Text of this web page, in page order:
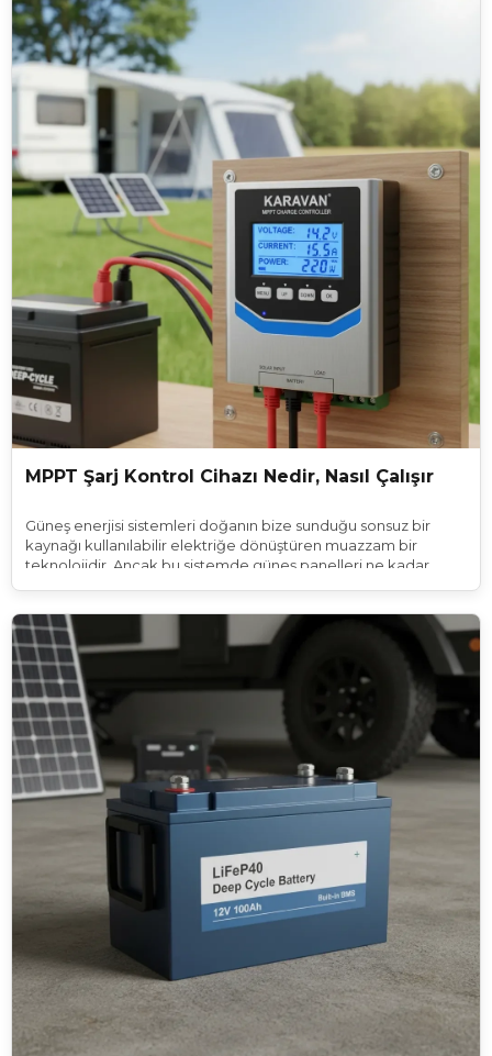
dünyadaki gelişmeleri anlık takip eden bir haber meraklısı;
televizyon kültürü karavan yaşamının da vazgeçilmez bir
parçasıdır. Geleneksel kampçılıkta çanak anten kurmak,
yönünü bulmak ve sabitlemek tam bir sabır testiyken
günümüz teknolojisi Neta uydu anteni karavan modelleri ve
benzeri gelişmiş sistemlerle bu zahmeti tek bir tuşa
indirgemiştir.
MPPT Şarj Kontrol Cihazı Nedir, Nasıl Çalışır
Güneş enerjisi sistemleri doğanın bize sunduğu sonsuz bir
kaynağı kullanılabilir elektriğe dönüştüren muazzam bir
teknolojidir. Ancak bu sistemde güneş panelleri ne kadar
Güneş paneli bir "üretici" akü ise nazlı bir "tüketici" gibidir;
panelden gelen voltaj sürekli dalgalanır akü ise sabit ve belirli
bir aralıkta şarj edilmek ister.